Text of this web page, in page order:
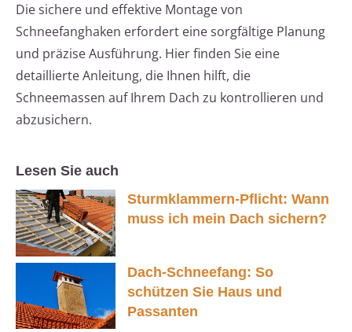
Die sichere und effektive Montage von
Schneefanghaken erfordert eine sorgfältige Planung
und präzise Ausführung. Hier finden Sie eine
detaillierte Anleitung, die Ihnen hilft, die
Schneemassen auf Ihrem Dach zu kontrollieren und
abzusichern.
Lesen Sie auch
Sturmklammern-Pflicht: Wann
muss ich mein Dach sichern?
Dach-Schneefang: So
schützen Sie Haus und
Passanten